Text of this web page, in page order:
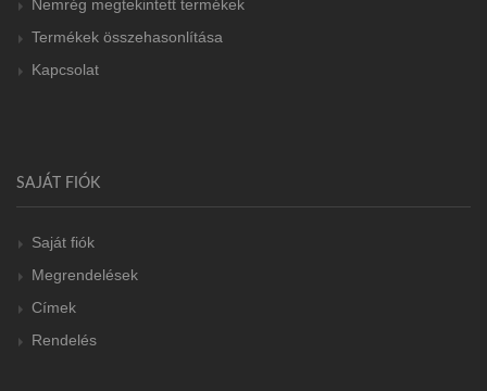
Nemrég megtekintett termékek
Termékek összehasonlítása
Kapcsolat
SAJÁT FIÓK
Saját fiók
Megrendelések
Címek
Rendelés